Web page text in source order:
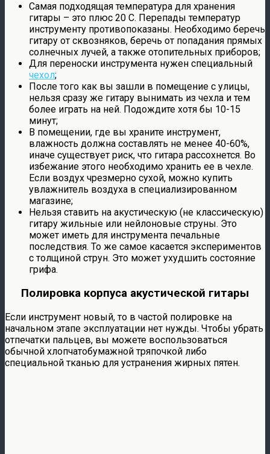
Самая подходящая температура для хранения
гитары – это плюс 20 С. Перепады температур
инструменту противопоказаны. Необходимо беречь
гитару от сквозняков, беречь от попадания прямых
солнечных лучей, а также отопительных приборов;
Для переноски инструмента нужен специальный
чехол;
После того как вы зашли в помещение с улицы,
нельзя сразу же гитару вынимать из чехла и тем
более играть на ней. Подождите хотя бы 10-15
минут;
В помещении, где вы храните инструмент,
влажность должна составлять не менее 40-60%,
иначе существует риск, что гитара рассохнется. Во
избежание этого необходимо хранить ее в чехле.
Если воздух чрезмерно сухой, можно купить
увлажнитель воздуха в специализированном
магазине;
Нельзя ставить на акустическую (не классическую)
гитару жильные или нейлоновые струны. Это
может иметь для инструмента печальные
последствия. То же самое касается экспериментов
с толщиной струн. Это может ухудшить состояние
грифа.
Полировка корпуса акустической гитары
Если инструмент новый, то в частой полировке на
начальном этапе эксплуатации нет нужды. Чтобы убрать
отпечатки пальцев, вы можете воспользоваться
обычной хлопчатобумажной тряпочкой либо
специальной тканью для устранения жирных пятен.